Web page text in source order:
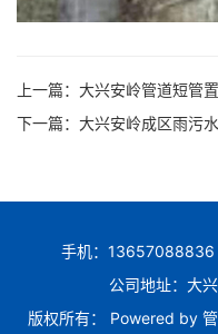
上一篇： 大兴安岭管道短管
下一篇： 大兴安岭成区雨污
手机：
公司地址：大
版权所有： Powered by